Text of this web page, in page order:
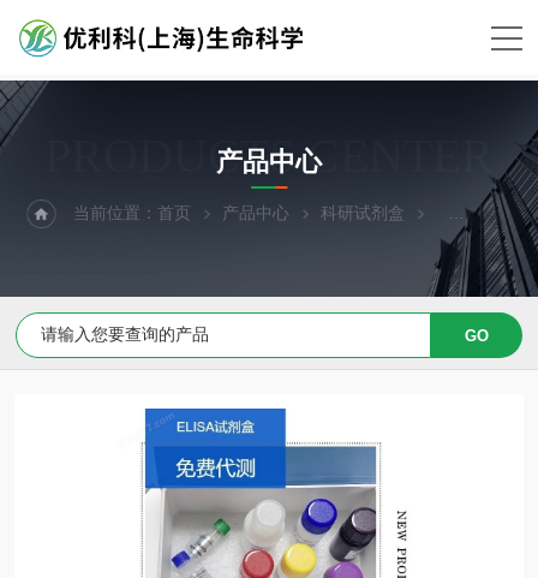
PRODUCTS CENTER
产品中心
当前位置：首页 产品中心 科研试剂盒 ELISA试剂盒